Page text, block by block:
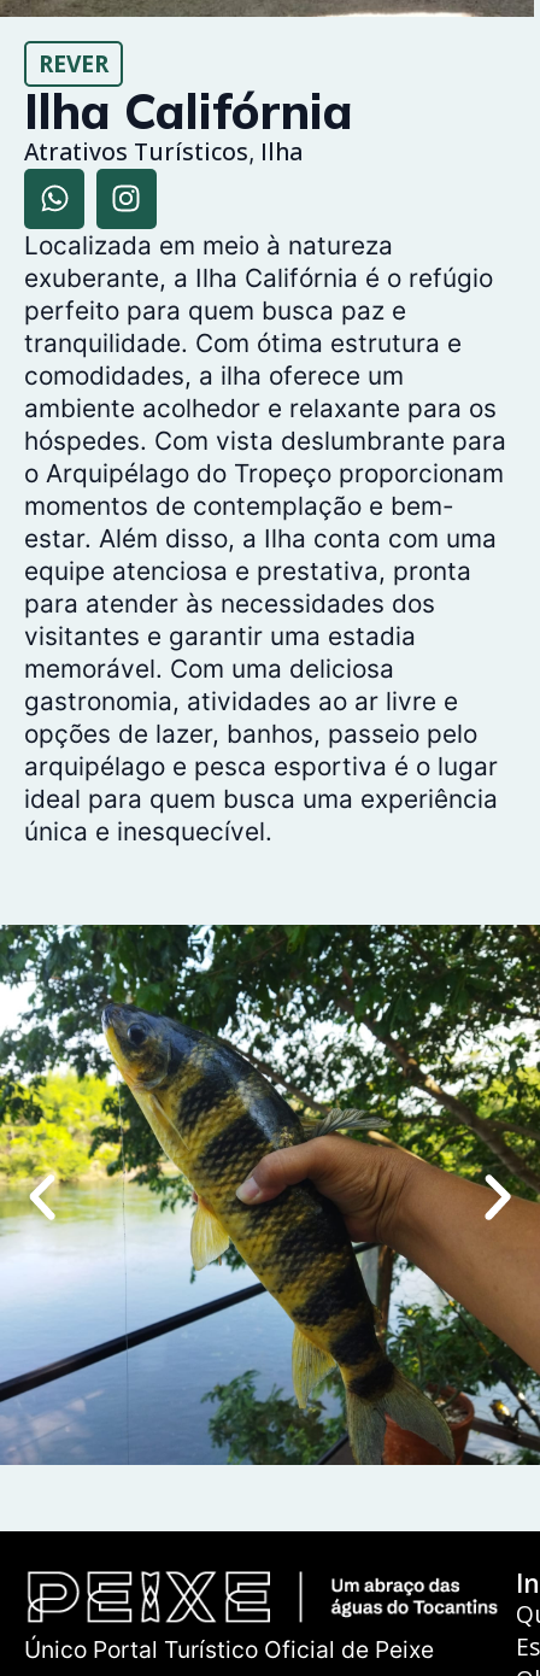
REVER
Ilha Califórnia
Atrativos Turísticos, Ilha
Localizada em meio à natureza
exuberante, a Ilha Califórnia é o refúgio
perfeito para quem busca paz e
tranquilidade. Com ótima estrutura e
comodidades, a ilha oferece um
ambiente acolhedor e relaxante para os
hóspedes. Com vista deslumbrante para
o Arquipélago do Tropeço proporcionam
momentos de contemplação e bem-
estar. Além disso, a Ilha conta com uma
equipe atenciosa e prestativa, pronta
para atender às necessidades dos
visitantes e garantir uma estadia
memorável. Com uma deliciosa
gastronomia, atividades ao ar livre e
opções de lazer, banhos, passeio pelo
arquipélago e pesca esportiva é o lugar
ideal para quem busca uma experiência
única e inesquecível.
Único Portal Turístico Oficial de Peixe